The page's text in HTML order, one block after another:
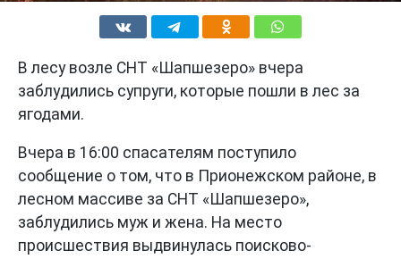
В лесу возле СНТ «Шапшезеро» вчера
заблудились супруги, которые пошли в лес за
ягодами.
Вчера в 16:00 спасателям поступило
сообщение о том, что в Прионежском районе, в
лесном массиве за СНТ «Шапшезеро»,
заблудились муж и жена. На место
происшествия выдвинулась поисково-